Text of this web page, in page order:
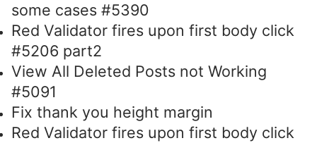
some cases #5390
Red Validator fires upon first body click
#5206 part2
View All Deleted Posts not Working
#5091
Fix thank you height margin
Red Validator fires upon first body click